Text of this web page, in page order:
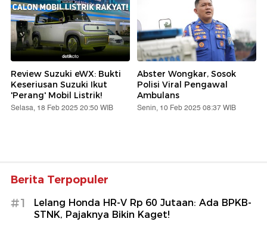
Review Suzuki eWX: Bukti
Keseriusan Suzuki Ikut
'Perang' Mobil Listrik!
Selasa, 18 Feb 2025 20:50 WIB
Abster Wongkar, Sosok
Polisi Viral Pengawal
Ambulans
Senin, 10 Feb 2025 08:37 WIB
Berita Terpopuler
#1
Lelang Honda HR-V Rp 60 Jutaan: Ada BPKB-
STNK, Pajaknya Bikin Kaget!